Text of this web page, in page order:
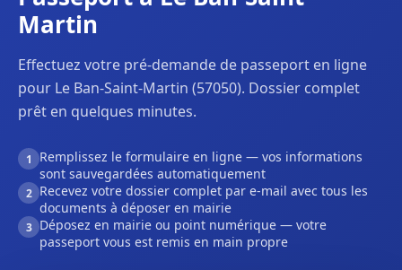
Martin
Effectuez votre pré-demande de passeport en ligne
pour Le Ban-Saint-Martin (57050). Dossier complet
prêt en quelques minutes.
1
Remplissez le formulaire en ligne — vos informations
sont sauvegardées automatiquement
2 Recevez votre dossier complet par e-mail avec tous les
documents à déposer en mairie
3 Déposez en mairie ou point numérique — votre
passeport vous est remis en main propre